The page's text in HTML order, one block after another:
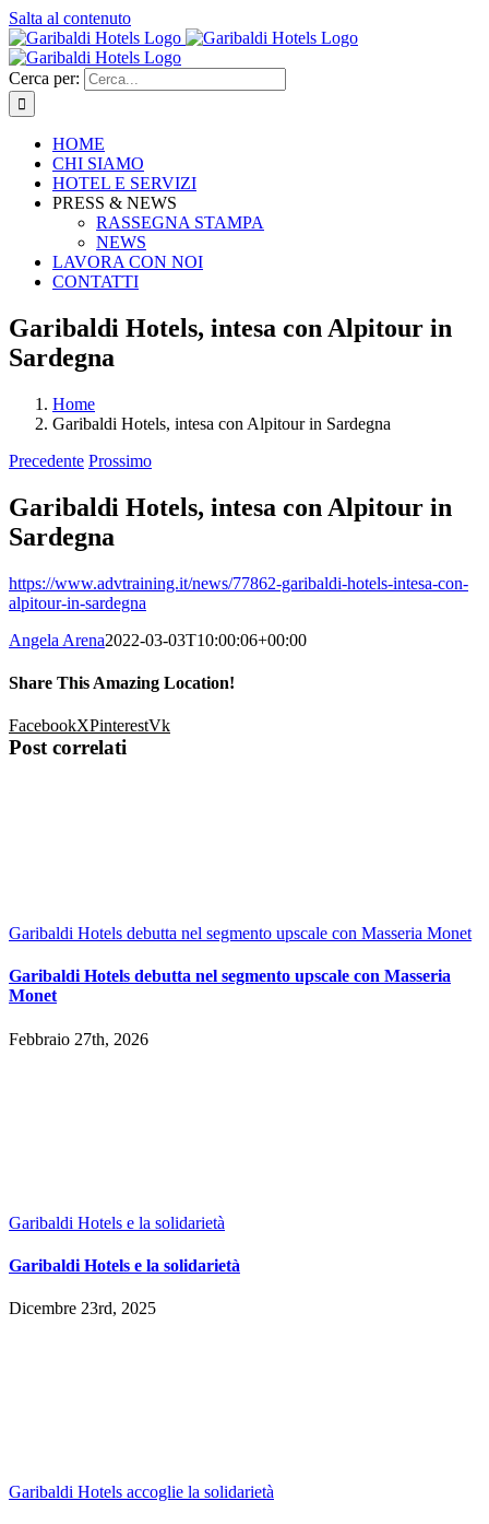
Salta al contenuto
Cerca per:
HOME
CHI SIAMO
HOTEL E SERVIZI
PRESS & NEWS
RASSEGNA STAMPA
NEWS
LAVORA CON NOI
CONTATTI
Garibaldi Hotels, intesa con Alpitour in
Sardegna
Home
Garibaldi Hotels, intesa con Alpitour in Sardegna
Precedente Prossimo
Garibaldi Hotels, intesa con Alpitour in
Sardegna
https://www.advtraining.it/news/77862-garibaldi-hotels-intesa-con-
alpitour-in-sardegna
Angela Arena2022-03-03T10:00:06+00:00
Share This Amazing Location!
FacebookXPinterestVk
Post correlati
Garibaldi Hotels debutta nel segmento upscale con Masseria Monet
Garibaldi Hotels debutta nel segmento upscale con Masseria
Monet
Febbraio 27th, 2026
Garibaldi Hotels e la solidarietà
Garibaldi Hotels e la solidarietà
Dicembre 23rd, 2025
Garibaldi Hotels accoglie la solidarietà